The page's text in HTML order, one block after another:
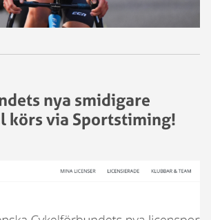
nya smidigare
körs via Sportstiming!